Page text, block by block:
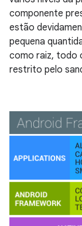
componente
estão
pequena
como raiz, todo
restrito pelo